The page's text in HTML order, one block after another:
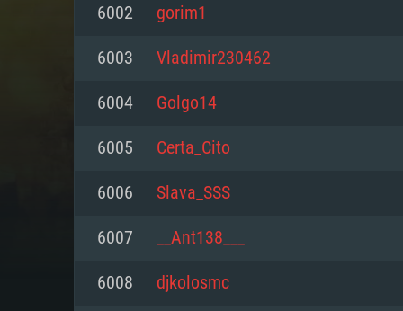
6002 gorim1
6003 Vladimir230462
6004 Golgo14
6005 Certa_Cito
6006 Slava_SSS
6007 __Ant138___
6008 djkolosmc